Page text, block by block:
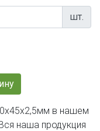
шт.
в нашем
наша продукция